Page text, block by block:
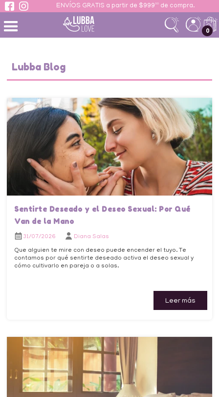
ENVÍOS GRATIS a partir de $999ºº de compra.
0
Lubba Blog
Sentirte Deseado y el Deseo Sexual: Por Qué
Van de la Mano
31/07/2026 Diana Salas
Que alguien te mire con deseo puede encender el tuyo. Te
contamos por qué sentirte deseado activa el deseo sexual y
cómo cultivarlo en pareja o a solas.
Leer más